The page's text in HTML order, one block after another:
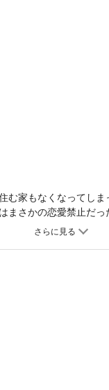
む家もなくなってし
まさかの恋愛禁止だ
女の”秘密”を知って